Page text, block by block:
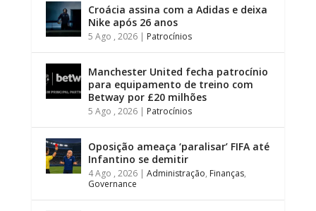
Croácia assina com a Adidas e deixa
Nike após 26 anos
5 Ago , 2026| Patrocínios
Manchester United fecha patrocínio
para equipamento de treino com
Betway por £20 milhões
5 Ago , 2026| Patrocínios
Oposição ameaça ‘paralisar’ FIFA até
Infantino se demitir
4 Ago , 2026| Administração, Finanças,
Governance